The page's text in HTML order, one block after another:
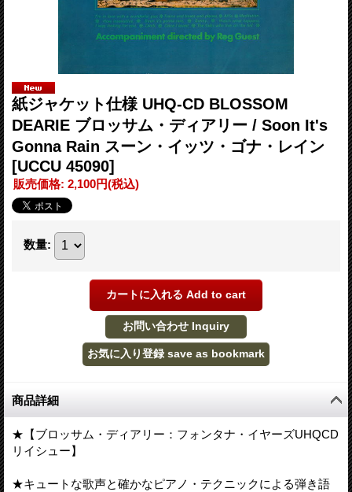
紙ジャケット仕様 UHQ-CD BLOSSOM
DEARIE ブロッサム・ディアリー / Soon It's
Gonna Rain スーン・イッツ・ゴナ・レイン
[UCCU 45090]
販売価格: 2,100円(税込)
数量:
商品詳細
★【ブロッサム・ディアリー：フォンタナ・イヤーズUHQCD
リイシュー】
★キュートな歌声と確かなピアノ・テクニックによる弾き語